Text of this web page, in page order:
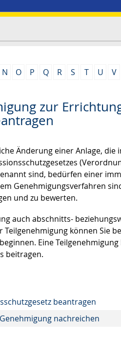
N O P Q R S T U V
zur
Änderung einer Anlage, die
sind, bedürfen einer
Genehmigungsverfahren
und zu bewerten.
auch abschnitts-
können Sie
Eine
beitragen.
beantragen
nachreichen